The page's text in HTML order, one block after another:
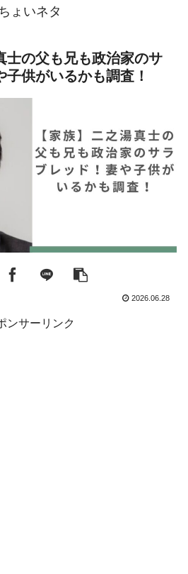
ょいネタ
士の父も兄も政治家のサ
子供がいるかも調査！
2026.06.28
ンサーリンク